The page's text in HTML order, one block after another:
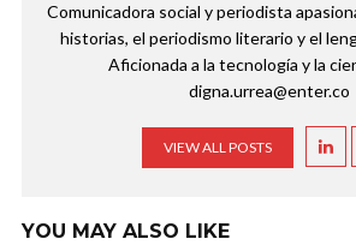
Comunicadora social y periodista
historias, el periodismo literario y el
Aficionada a la tecnología y la
digna.urrea@enter.co
VIEW ALL POSTS
YOU MAY ALSO LIKE